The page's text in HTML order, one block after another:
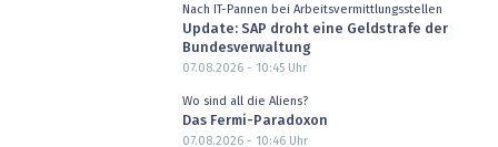
Nach IT-Pannen bei Arbeitsvermittlungsstellen
Update: SAP droht eine Geldstrafe der
Bundesverwaltung
07.08.2026 - 10:45Uhr
Wo sind all die Aliens?
Das Fermi-Paradoxon
07.08.2026 - 10:46Uhr